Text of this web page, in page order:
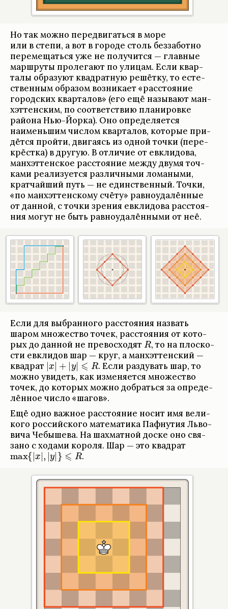
Но так можно пере­двигаться в море
или в степи, а вот в городе столь без­за­ботно
перемещаться уже не полу­чится — глав­ные
марш­руты про­легают по ули­цам. Если квар­
талы обра­зуют квад­рат­ную решётку, то есте­
ствен­ным обра­зом воз­ни­кает «рас­сто­я­ние
город­ских квар­та­лов» (его ещё назы­вают ман­
хэт­тен­ским, по соот­вет­ствию пла­ни­ровке
района Нью-Йорка). Оно опре­де­ля­ется
наименьшим чис­лом квар­та­лов, кото­рые при­
дётся пройти, двига­ясь из одной точки (пере­
крёстка) в другую. В отли­чие от евкли­дова,
ман­хэт­тен­ское рас­сто­я­ние между двумя точ­
ками реа­ли­зу­ется раз­лич­ными лома­ными,
крат­чайший путь — не един­ствен­ный. Точки,
«по ман­хэт­тен­скому счёту» рав­но­уда­лён­ные
от дан­ной, с точки зре­ния евкли­дова рас­сто­я­
ния могут не быть рав­но­уда­лён­ными от неё.
Если для выбран­ного рас­сто­я­ния назвать
шаром множе­ство точек, рас­сто­я­ния от кото­
рых до дан­ной не пре­вос­хо­дят
, то на плос­ко­
сти евкли­дов шар — круг, а ман­хэт­тен­ский —
квад­рат
. Если раз­ду­вать шар, то
можно уви­деть, как изме­ня­ется множе­ство
точек, до кото­рых можно добраться за опре­де­
лён­ное число «шагов».
Ещё одно важ­ное рас­сто­я­ние носит имя вели­
кого рос­сийского матема­тика Паф­ну­тия Льво­
вича Чебышева. На шахмат­ной доске оно свя­
зано с ходами короля. Шар — это квад­рат
.